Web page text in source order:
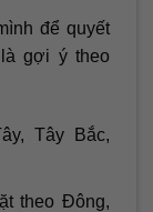
để quyết
gợi ý theo
Tây Bắc,
theo Đông,